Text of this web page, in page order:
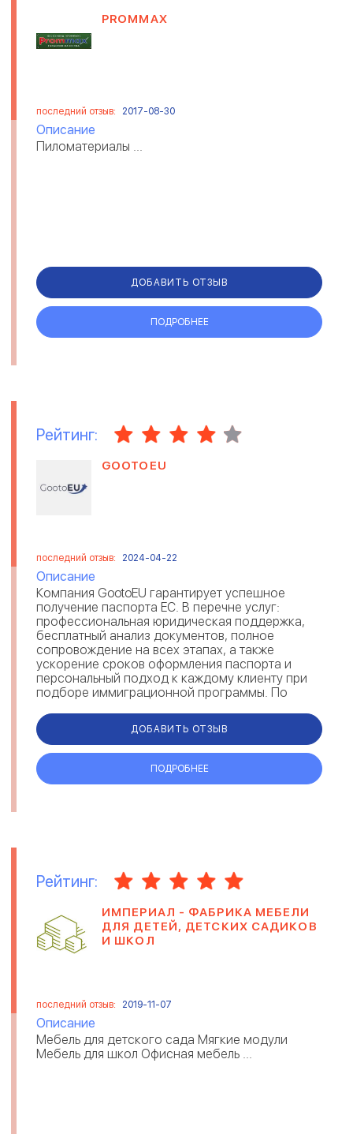
PROMMAX
последний отзыв: 2017-08-30
Описание
Пиломатериалы ...
ДОБАВИТЬ ОТЗЫВ
ПОДРОБНЕЕ
Рейтинг:
GOOTOEU
последний отзыв: 2024-04-22
Описание
Компания GootoEU гарантирует успешное
получение паспорта ЕС. В перечне услуг:
профессиональная юридическая поддержка,
бесплатный анализ документов, полное
сопровождение на всех этапах, а также
ускорение сроков оформления паспорта и
персональный подход к каждому клиенту при
подборе иммиграционной программы. По
получения румы...
ДОБАВИТЬ ОТЗЫВ
ПОДРОБНЕЕ
Рейтинг:
ИМПЕРИАЛ - ФАБРИКА МЕБЕЛИ
ДЛЯ ДЕТЕЙ, ДЕТСКИХ САДИКОВ
И ШКОЛ
последний отзыв: 2019-11-07
Описание
Мебель для детского сада Мягкие модули
Мебель для школ Офисная мебель ...